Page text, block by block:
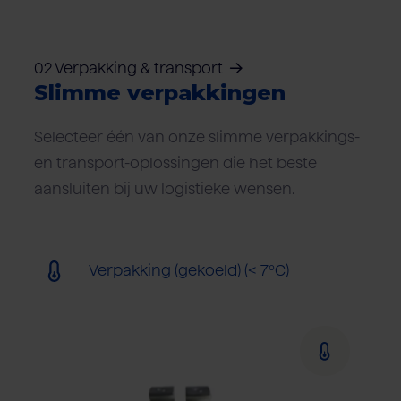
02 Verpakking & transport
Slimme verpakkingen
Selecteer één van onze slimme verpakkings-
en transport-oplossingen die het beste
aansluiten bij uw logistieke wensen.
Verpakking (gekoeld) (< 7ºC)